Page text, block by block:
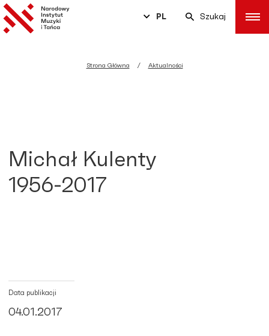
PL Szukaj
Strona Główna Aktualności
Michał Kulenty
1956-2017
Data publikacji
04.01.2017